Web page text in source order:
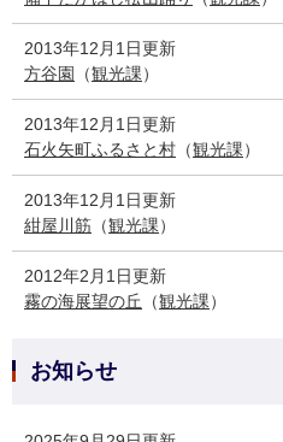
2013年12月1日更新
方谷園
（観光課）
2013年12月1日更新
石火矢町ふるさと村 （観光課）
2013年12月1日更新
紺屋川筋 （観光課）
2012年2月1日更新
霧の海展望の丘 （観光課）
お知らせ